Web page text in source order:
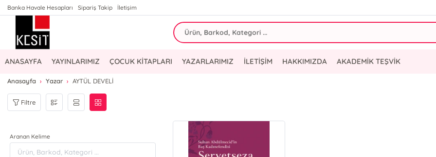
Banka Havale Hesapları Sipariş Takip İletişim
ANASAYFA YAYINLARIMIZ ÇOCUK KİTAPLARI YAZARLARIMIZ İLETİŞİM HAKKIMIZDA AKADEMİK TEŞVİK
Anasayfa Yazar AYTÜL DEVELİ
Filtre
Aranan Kelime